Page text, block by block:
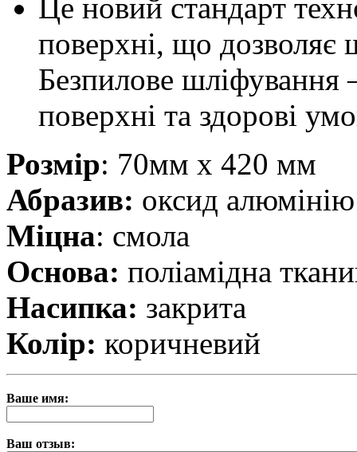
Це новий стандарт
поверхні, що дозволяє
Безпилове шліфування
поверхні та здорові
Розмір: 70мм х 420 мм
Абразив: оксид алюмінію
Міцна: смола
Основа: поліамідна
Насипка: закрита
Колір: коричневий
Ваше имя:
Ваш отзыв: